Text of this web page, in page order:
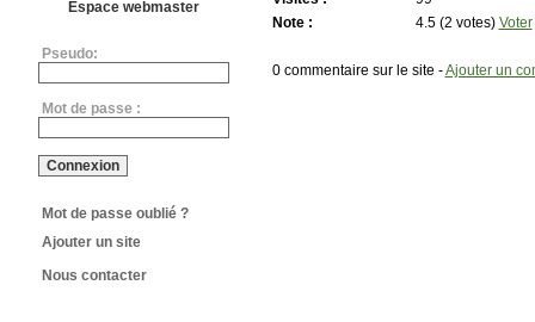
Espace webmaster
Pseudo:
Mot de passe :
Mot de passe oublié ?
Ajouter un site
Nous contacter
Note :
4.5 (2 votes) Voter
0 commentaire sur le site -Ajouter un